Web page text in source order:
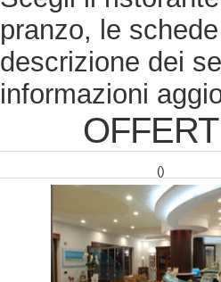
pranzo, le
descrizione dei
informazioni
()